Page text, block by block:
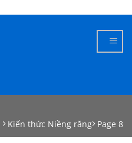
Kiến thức Niềng răng Page 8